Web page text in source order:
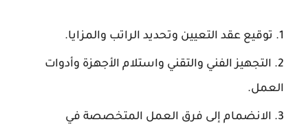
توقيع عقد التعيين وتحديد الراتب والمزايا.
التجهيز الفني والتقني واستلام الأجهزة وأدوات
العمل.
الانضمام إلى فرق العمل المتخصصة في